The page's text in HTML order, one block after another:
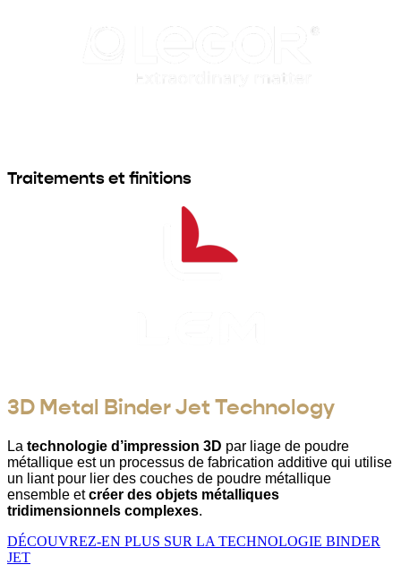
Traitements et finitions
3D Metal BinderJet Technology
La technologie d’impression 3D par liage de poudre
métallique est un processus de fabrication additive qui utilise
un liant pour lier des couches de poudre métallique
ensemble etcréer des objets métalliques
tridimensionnels complexes.
DÉCOUVREZ-EN PLUS SUR LA TECHNOLOGIE BINDER
JET